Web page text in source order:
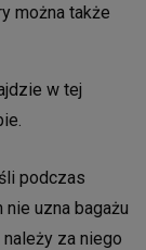
można także
w tej
podczas
nie uzna bagażu
za niego